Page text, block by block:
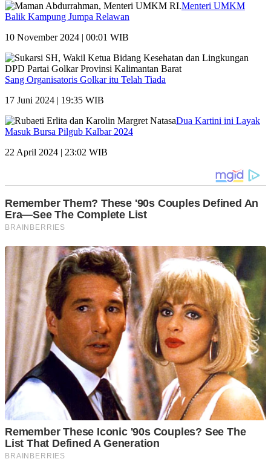
Menteri UMKM
Balik Kampung Jumpa Relawan
10 November 2024 | 00:01 WIB
Sang Organisatoris Golkar itu Telah Tiada
17 Juni 2024 | 19:35 WIB
Dua Kartini ini Layak
Masuk Bursa Pilgub Kalbar 2024
22 April 2024 | 23:02 WIB